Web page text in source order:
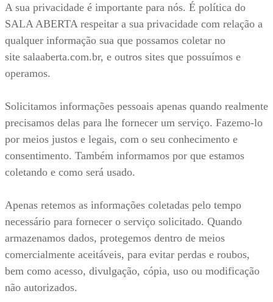
A sua privacidade é importante para nós. É política do
SALA ABERTA respeitar a sua privacidade com relação a
qualquer informação sua que possamos coletar no
site salaaberta.com.br, e outros sites que possuímos e
operamos.
Solicitamos informações pessoais apenas quando realmente
precisamos delas para lhe fornecer um serviço. Fazemo-lo
por meios justos e legais, com o seu conhecimento e
consentimento. Também informamos por que estamos
coletando e como será usado.
Apenas retemos as informações coletadas pelo tempo
necessário para fornecer o serviço solicitado. Quando
armazenamos dados, protegemos dentro de meios
comercialmente aceitáveis, para evitar perdas e roubos,
bem como acesso, divulgação, cópia, uso ou modificação
não autorizados.